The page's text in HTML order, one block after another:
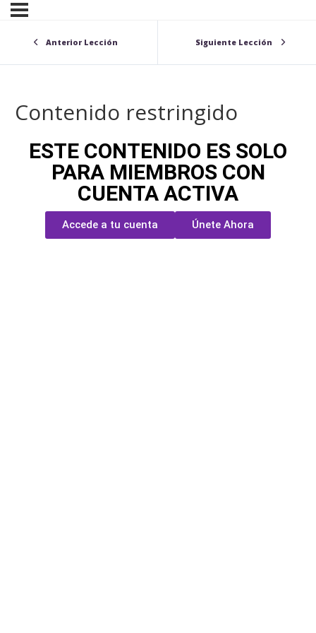
Anterior Lección Siguiente Lección
Contenido restringido
ESTE CONTENIDO ES SOLO
PARA MIEMBROS CON
CUENTA ACTIVA
Accede a tu cuenta Únete Ahora